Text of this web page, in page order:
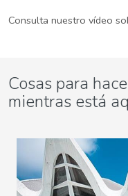
Consulta nuestro vídeo
Cosas para
mientras está